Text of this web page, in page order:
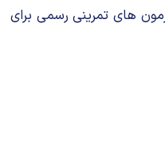
های تمرینی رسمی برای